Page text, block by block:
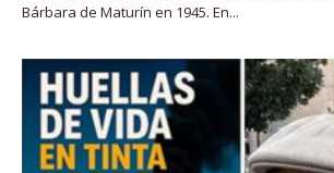
Bárbara de Maturín en 1945. En...